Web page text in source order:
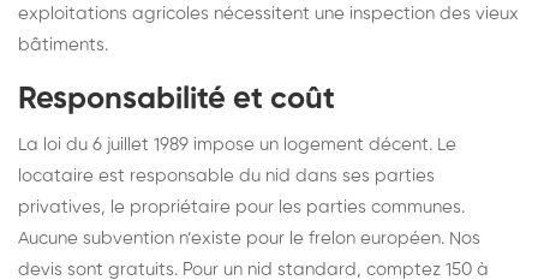
exploitations agricoles nécessitent une inspection des vieux
bâtiments.
Responsabilité et coût
La loi du 6 juillet 1989 impose un logement décent. Le
locataire est responsable du nid dans ses parties
privatives, le propriétaire pour les parties communes.
Aucune subvention n’existe pour le frelon européen. Nos
devis sont gratuits. Pour un nid standard, comptez 150 à